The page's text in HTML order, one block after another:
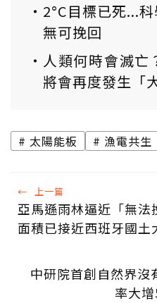
2°C目標已死...
無可挽回
人類何時會滅亡
將會再度發生「
太陽能板 漁電共生
← 上一篇
亞馬遜雨林逼近「無
面積已接近西班牙國土
中研院首創自然界沒
率大